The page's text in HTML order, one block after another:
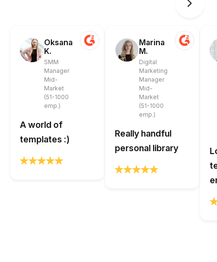
Oksana
K.
SMM
Manager
Mid-
Market
(51-1000
emp.)
A world of
templates :)
Marina
M.
Digital
Marketing
Manager
Mid-
Market
(51-1000
emp.)
Really handful
personal library